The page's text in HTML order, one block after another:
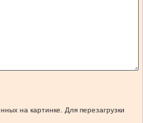
на картинке. Для перезагрузки